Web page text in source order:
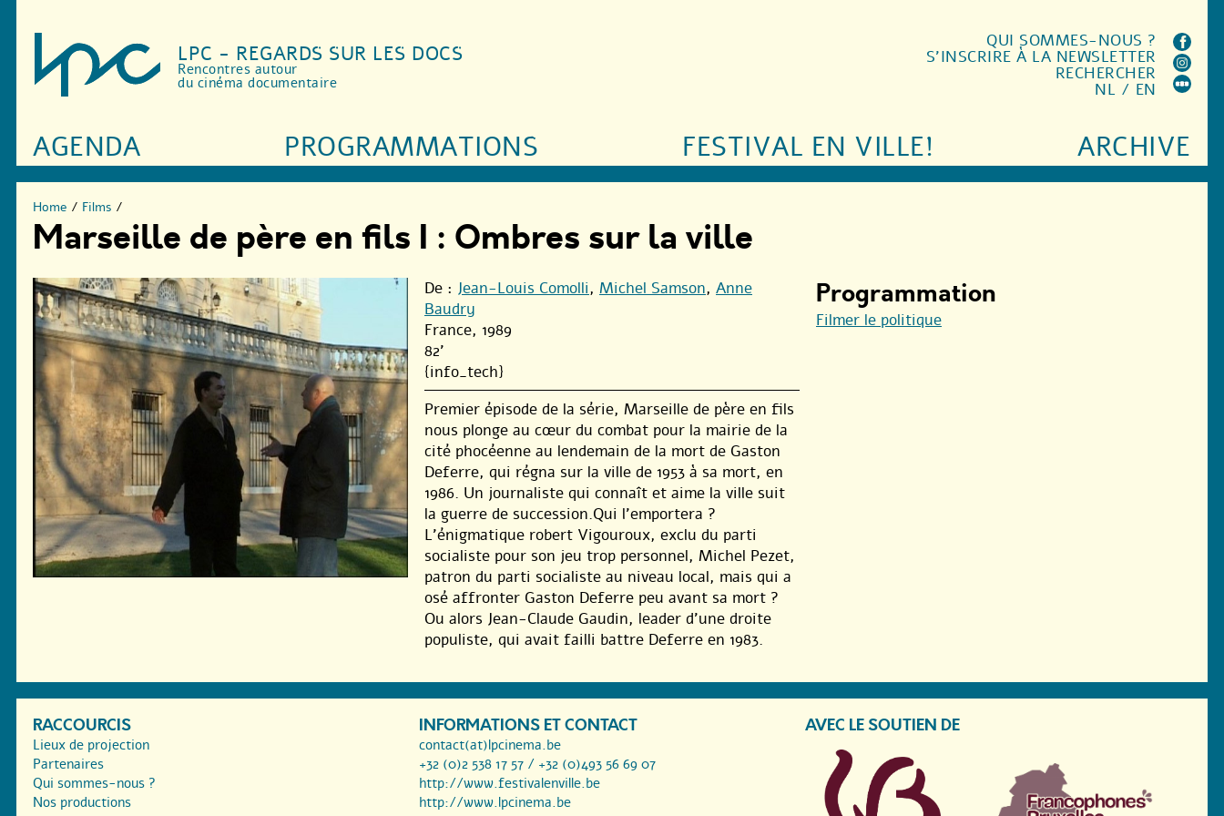
LPC - REGARDS SUR LES DOCS
Rencontres autour
du cinéma documentaire
AGENDA PROGRAMMATIONS FESTIVAL EN VILLE! ARCHIVE
QUI SOMMES-NOUS ?
S'INSCRIRE À LA NEWSLETTER
RECHERCHER
NL / EN
Home / Films /
Marseille de père en fils I : Ombres sur la ville
De : Jean-Louis Comolli, Michel Samson, Anne
Baudry
France, 1989
82'
{info_tech}
Premier épisode de la série, Marseille de père en fils
nous plonge au cœur du combat pour la mairie de la
cité phocéenne au lendemain de la mort de Gaston
Deferre, qui régna sur la ville de 1953 à sa mort, en
1986. Un journaliste qui connaît et aime la ville suit
la guerre de succession.Qui l’emportera ?
L’énigmatique robert Vigouroux, exclu du parti
socialiste pour son jeu trop personnel, Michel Pezet,
patron du parti socialiste au niveau local, mais qui a
osé affronter Gaston Deferre peu avant sa mort ?
Ou alors Jean-Claude Gaudin, leader d’une droite
populiste, qui avait failli battre Deferre en 1983.
Programmation
Filmer le politique
RACCOURCIS
Lieux de projection
Partenaires
Qui sommes-nous ?
Nos productions
INFORMATIONS ET CONTACT
contact(at)lpcinema.be
+32 (0)2 538 17 57 / +32 (0)493 56 69 07
http://www.festivalenville.be
http://www.lpcinema.be
AVEC LE SOUTIEN DE